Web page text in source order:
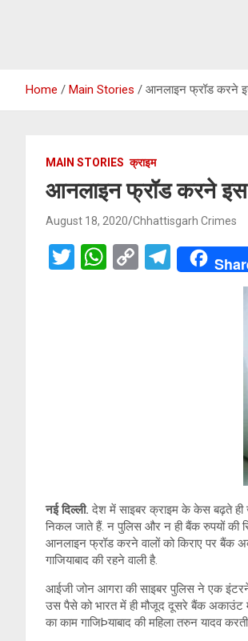
Home Main Stories आनलाइन फ्रॉड करने
MAIN STORIES क्राइम
आनलाइन फ्रॉड करने इस
August 18, 2020 Chhattisgarh Crimes
T
W C
T
el
नई दिल्ली. देश में साइबर क्राइम के केस बढ़ते ही
निकल जाते हैं. न पुलिस और न ही बैंक रुपयों की
आनलाइन फ्रॉड करने वालों को किराए पर बैंक
गाजियाबाद की रहने वाली है.
आईजी जोन आगरा की साइबर पुलिस ने एक
उस पैसे को भारत में ही मौजूद दूसरे बैंक अकाउंट
का काम गाजिÞयाबाद की महिला तरुन यादव